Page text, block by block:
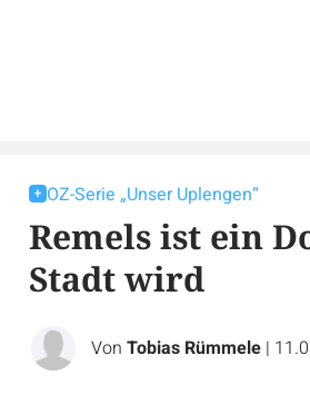
OZ-Serie „Unser Uplengen“
Remels ist ein
Stadt wird
Von Tobias Rümmele |